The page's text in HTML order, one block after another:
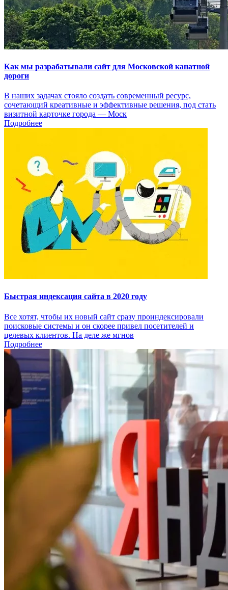
Как мы разрабатывали сайт для Московской канатной
дороги
В наших задачах стояло создать современный ресурс,
сочетающий креативные и эффективные решения, под стать
визитной карточке города — Моск
Подробнее
Быстрая индексация сайта в 2020 году
Все хотят, чтобы их новый сайт сразу проиндексировали
поисковые системы и он скорее привел посетителей и
целевых клиентов. На деле же мгнов
Подробнее